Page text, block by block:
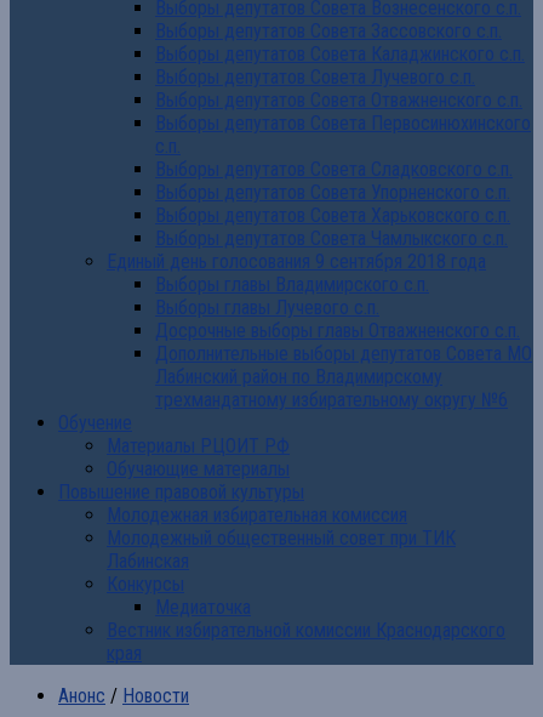
Выборы депутатов Совета Вознесенского с.п.
Выборы депутатов Совета Зассовского с.п.
Выборы депутатов Совета Каладжинского с.п.
Выборы депутатов Совета Лучевого с.п.
Выборы депутатов Совета Отважненского с.п.
Выборы депутатов Совета Первосинюхинского
с.п.
Выборы депутатов Совета Сладковского с.п.
Выборы депутатов Совета Упорненского с.п.
Выборы депутатов Совета Харьковского с.п.
Выборы депутатов Совета Чамлыкского с.п.
Единый день голосования 9 сентября 2018 года
Выборы главы Владимирского с.п.
Выборы главы Лучевого с.п.
Досрочные выборы главы Отважненского с.п.
Дополнительные выборы депутатов Совета МО
Лабинский район по Владимирскому
трехмандатному избирательному округу №6
Обучение
Материалы РЦОИТ РФ
Обучающие материалы
Повышение правовой культуры
Молодежная избирательная комиссия
Молодежный общественный совет при ТИК
Лабинская
Конкурсы
Медиаточка
Вестник избирательной комиссии Краснодарского
края
Анонс / Новости